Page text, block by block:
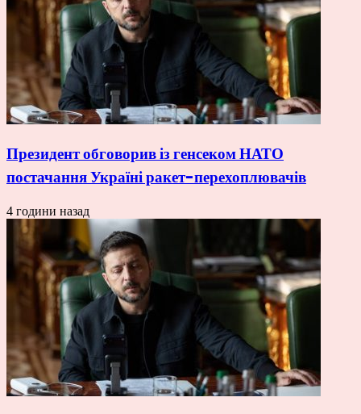
Президент обговорив із генсеком НАТО
постачання Україні ракет-перехоплювачів
4 години назад